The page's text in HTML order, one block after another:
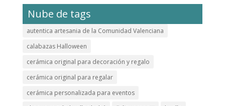
Nube de tags
autentica artesania de la Comunidad Valenciana
calabazas Halloween
cerámica original para decoración y regalo
cerámica original para regalar
cerámica personalizada para eventos